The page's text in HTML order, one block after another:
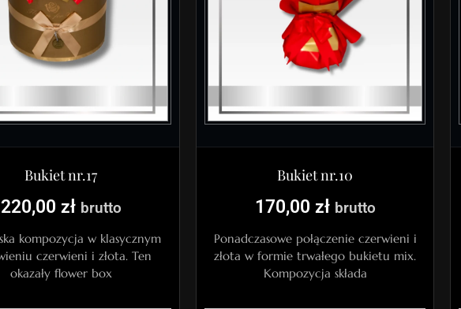
Bukiet nr.17
220,00 zł brutto
kompozycja w klasycznym
czerwieni i złota. Ten
okazały flower box
Bukiet nr.10
170,00 zł brutto
Ponadczasowe połączenie czerwieni i
złota w formie trwałego bukietu mix.
Kompozycja składa